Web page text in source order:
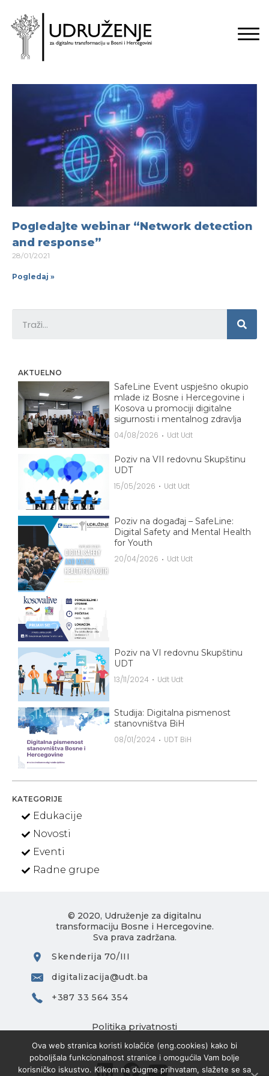
Pogledajte webinar “Network detection
and response”
28/01/2021
Pogledaj »
AKTUELNO
SafeLine Event uspješno okupio
mlade iz Bosne i Hercegovine i
Kosova u promociji digitalne
sigurnosti i mentalnog zdravlja
04/08/2026 Udt Udt
Poziv na VII redovnu Skupštinu
UDT
15/05/2026 Udt Udt
Poziv na događaj – SafeLine:
Digital Safety and Mental Health
for Youth
20/04/2026 Udt Udt
Poziv na VI redovnu Skupštinu
UDT
13/11/2024 Udt Udt
Studija: Digitalna pismenost
stanovništva BiH
08/01/2024 UDT BiH
KATEGORIJE
Edukacije
Novosti
Eventi
Radne grupe
© 2020, Udruženje za digitalnu
transformaciju Bosne i Hercegovine.
Sva prava zadržana.
Skenderija 70/III
digitalizacija@udt.ba
+387 33 564 354
Politika privatnosti
Ova web stranica koristi kolačiće (eng.cookies) kako bi
poboljšala funkcionalnost stranice i omogućila Vam bolje
korisničko iskustvo. Klikom na dugme prihvatam, slažete se sa